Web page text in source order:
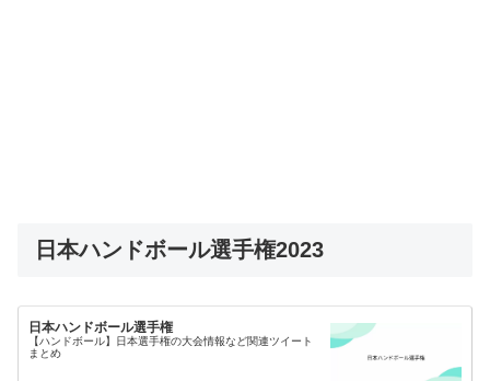
日本ハンドボール選手権2023
日本ハンドボール選手権
【ハンドボール】日本選手権の大会情報など関連ツイート
まとめ